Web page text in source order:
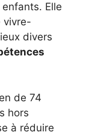
Elle
vivre-
divers
de 74
hors
à réduire